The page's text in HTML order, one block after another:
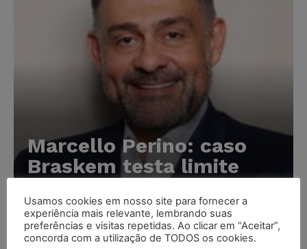
Marcello Perino: caso
Braskem testa limite
recuperação judicial
Karina Silvério 06/08/2026
Usamos cookies em nosso site para fornecer a
experiência mais relevante, lembrando suas
preferências e visitas repetidas. Ao clicar em “Aceitar”,
concorda com a utilização de TODOS os cookies.